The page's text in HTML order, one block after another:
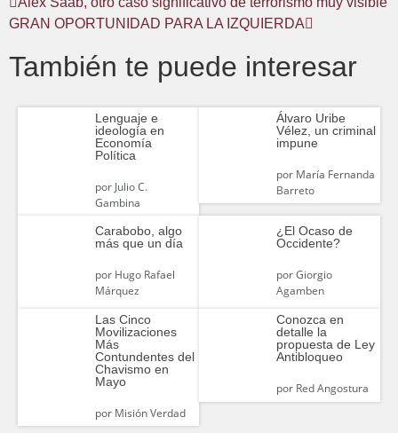
GRAN OPORTUNIDAD PARA LA IZQUIERDA
También te puede interesar
Lenguaje e
ideología en
Economía
Política
porJulio C.
Gambina
Álvaro Uribe
Vélez, un criminal
impune
porMaría Fernanda
Barreto
Carabobo, algo
más que un día
porHugo Rafael
Márquez
¿El Ocaso de
Occidente?
porGiorgio
Agamben
Las Cinco
Movilizaciones
Más
Contundentes del
Chavismo en
Mayo
porMisión Verdad
Conozca en
detalle la
propuesta de Ley
Antibloqueo
porRed Angostura